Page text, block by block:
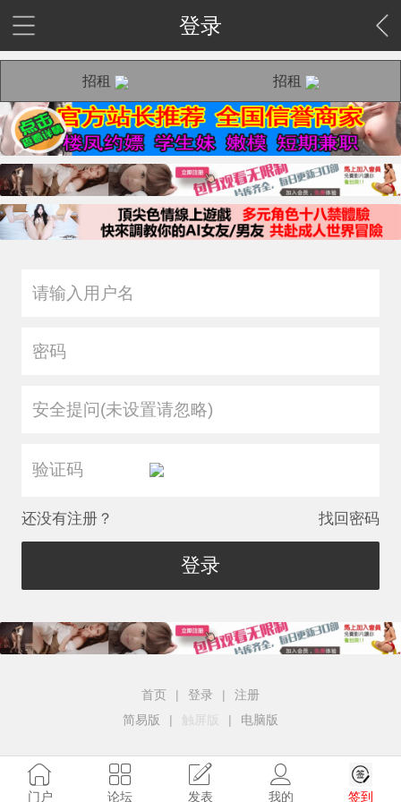
登录
招租 招租
安全提问(未设置请忽略)
还没有注册？ 找回密码
登录
首页 | 登录 |
注册
简易版
| 触屏版 | 电脑版
门户 论坛 发表 我的 签到